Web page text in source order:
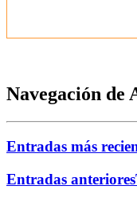
Navegación de
Entradas más
Entradas anteriores